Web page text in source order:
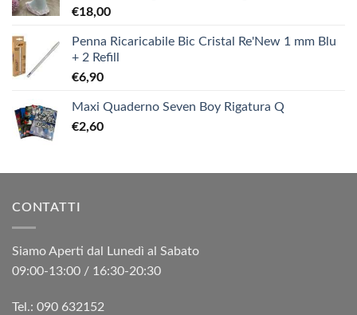
€18,00
Penna Ricaricabile Bic Cristal Re'New 1 mm Blu
+ 2 Refill
€6,90
Maxi Quaderno Seven Boy Rigatura Q
€2,60
CONTATTI
Siamo Aperti dal Lunedì al Sabato
09:00-13:00 / 16:30-20:30
Tel.: 090 632152